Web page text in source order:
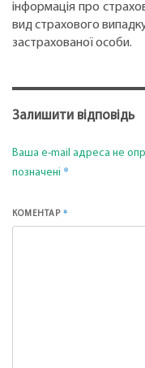
інформація про
вид страхового
застрахованої особи.
Залишити відповідь
Ваша e-mail адреса не
позначені *
КОМЕНТАР *